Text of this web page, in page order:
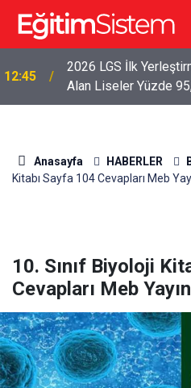
12:45
2026 LGS İlk
Alan Liseler Yüzde
Anasayfa HABERLER
Kitabı Sayfa 104 Cevapları Meb
10. Sınıf Biyoloji
Cevapları Meb